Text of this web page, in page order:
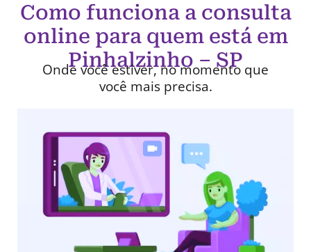
Como funciona a consulta
online para quem está em
Pinhalzinho – SP
Onde você estiver, no momento que
você mais precisa.